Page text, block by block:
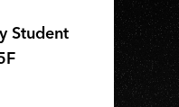
Student